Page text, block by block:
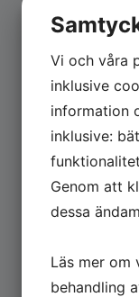
Eksta Bostads
434 24
Kundtjänst:
Akuta problem
031-334 11 35
Besök oss
434 98
Vi och våra
inklusive
information
inklusive:
Genom att
dessa
Läs mer om
behandling